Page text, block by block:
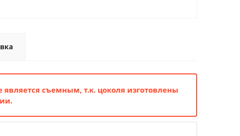
съемным, т.к. цоколя изготовлены